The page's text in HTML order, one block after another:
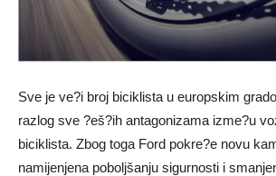
Sve je ve?i broj biciklista u europskim
razlog sve ?eš?ih antagonizama izme?u
biciklista. Zbog toga Ford pokre?e novu
namijenjena poboljšanju sigurnosti i